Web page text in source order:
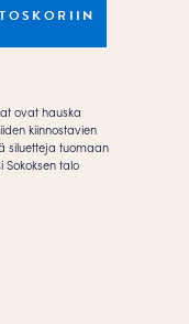
ovat hauska
kiinnostavien
siluetteja tuomaan
talo